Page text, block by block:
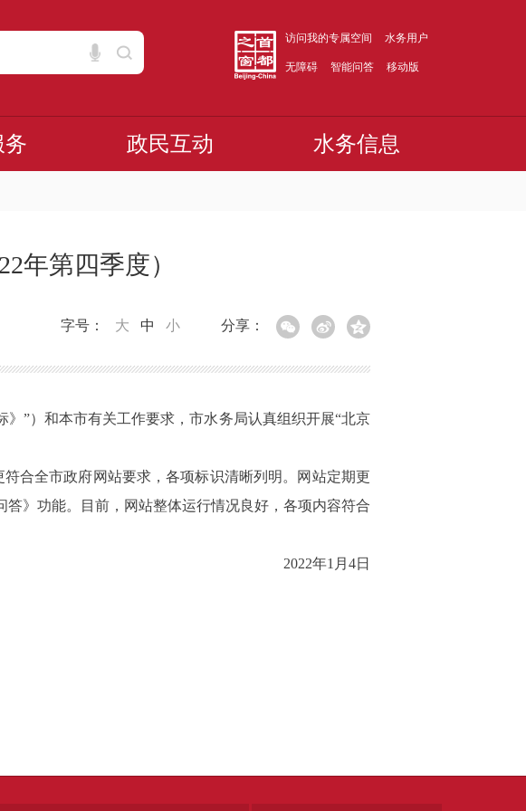
访问我的专属空间 水务用户
无障碍 智能问答 移动版
务 政民互动 水务信息
年第四季度）
分享：
字号： 大 中 小
”）和本市有关工作要求，市水务局认真组织开展“北京
合全市政府网站要求，各项标识清晰列明。网站定期更
》功能。目前，网站整体运行情况良好，各项内容符合
2022年1月4日